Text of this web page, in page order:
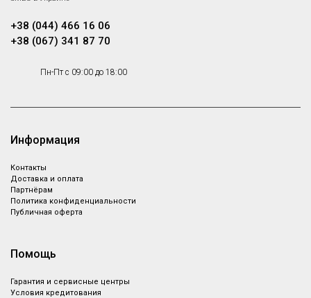
+38 (044) 466 16 06
+38 (067) 341 87 70
Пн-Пт с 09:00 до 18:00
Информация
Контакты
Доставка и оплата
Партнёрам
Политика конфиденциальности
Публичная оферта
Помощь
Гарантия и сервисные центры
Условия кредитования